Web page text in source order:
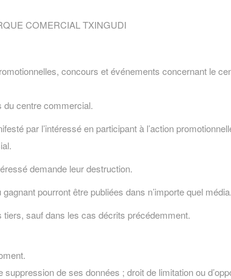
COMERCIAL TXINGUDI
concours et événements concernant le
du centre commercial.
par l’intéressé en participant à l’action
demande leur destruction.
pourront être publiées dans n’importe quel média.
sauf dans les cas décrits précédemment.
de ses données ; droit de limitation ou